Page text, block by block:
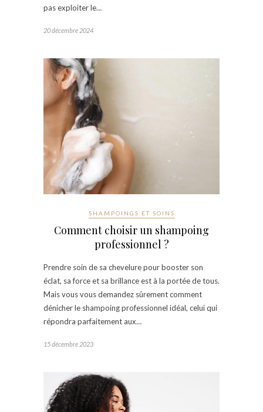
pas exploiter le…
20 décembre 2024
SHAMPOINGS ET SOINS
Comment choisir un shampoing
professionnel ?
Prendre soin de sa chevelure pour booster son
éclat, sa force et sa brillance est à la portée de tous.
Mais vous vous demandez sûrement comment
dénicher le shampoing professionnel idéal, celui qui
répondra parfaitement aux…
15 décembre 2023